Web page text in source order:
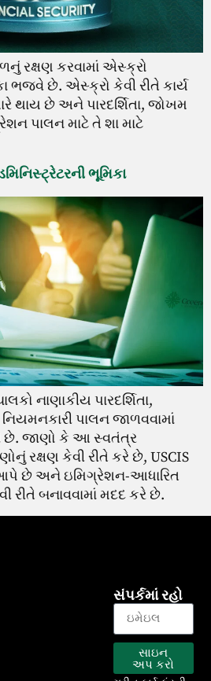
રક્ષણ કરવામાં એસ્ક્રો
છે. એસ્ક્રો કેવી રીતે કાર્ય
થાય છે અને પારદર્શિતા, જોખમ
પાલન માટે તે શા માટે
ભૂમિકા
નાણાકીય પારદર્શિતા,
પાલન જાળવવામાં
છે. જાણો કે આ સ્વતંત્ર
રક્ષણ કેવી રીતે કરે છે, USCIS
છે અને ઇમિગ્રેશન-આધારિત
રીતે બનાવવામાં મદદ કરે છે.
સંપર્કમાં રહો
સાઇન
અપ કરો